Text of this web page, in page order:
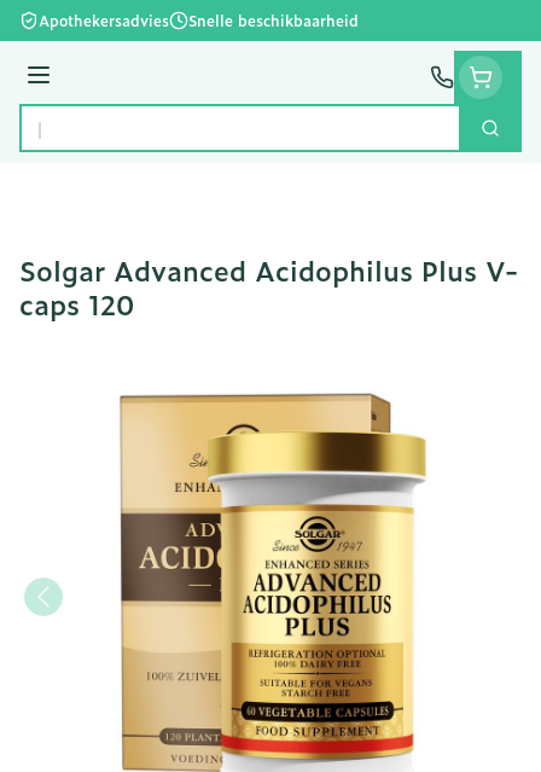
Ga naar de inhoud
Apothekersadvies Snelle beschikbaarheid
Menu
Product, merk, categorie...
Zoek
Solgar Advanced Acidophilus Plus V-
caps 120